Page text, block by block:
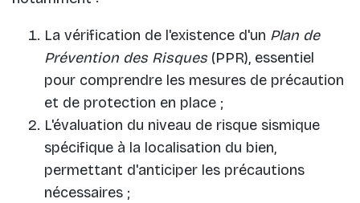
La vérification de l'existence d'un Plan de
Prévention des Risques(PPR), essentiel
pour comprendre les mesures de précaution
et de protection en place ;
L'évaluation du niveau de risque sismique
spécifique à la localisation du bien,
permettant d'anticiper les précautions
nécessaires ;